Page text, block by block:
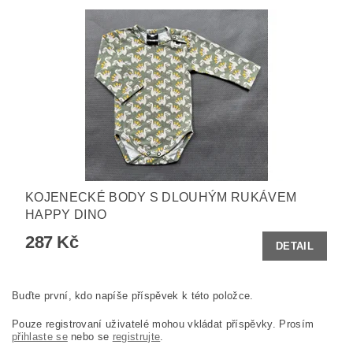
KOJENECKÉ BODY S DLOUHÝM RUKÁVEM
HAPPY DINO
287 Kč DETAIL
Buďte první, kdo napíše příspěvek k této položce.
Pouze registrovaní uživatelé mohou vkládat příspěvky. Prosím
přihlaste senebo se registrujte